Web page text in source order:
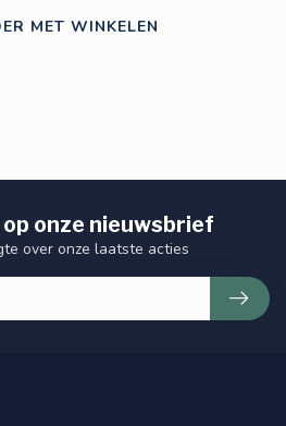
MET WINKELEN
onze nieuwsbrief
over onze laatste acties